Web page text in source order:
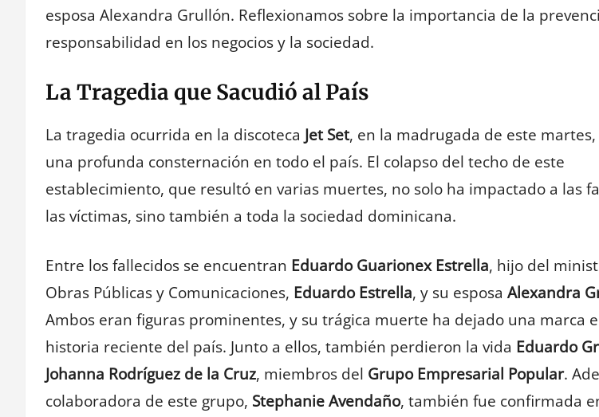
esposa Alexandra Grullón. Reflexionamos sobre la importancia de la
responsabilidad en los negocios y la sociedad.
La Tragedia que Sacudió al País
La tragedia ocurrida en la discoteca Jet Set, en la madrugada de este
una profunda consternación en todo el país. El colapso del techo de este
establecimiento, que resultó en varias muertes, no solo ha impactado a las
las víctimas, sino también a toda la sociedad dominicana.
Entre los fallecidos se encuentran Eduardo Guarionex Estrella, hijo del
Obras Públicas y Comunicaciones, Eduardo Estrella, y su esposa Alexandra
Ambos eran figuras prominentes, y su trágica muerte ha dejado una marca
historia reciente del país. Junto a ellos, también perdieron la vida Eduardo
Johanna Rodríguez de la Cruz, miembros del Grupo Empresarial Popular.
colaboradora de este grupo, Stephanie Avendaño, también fue confirmada